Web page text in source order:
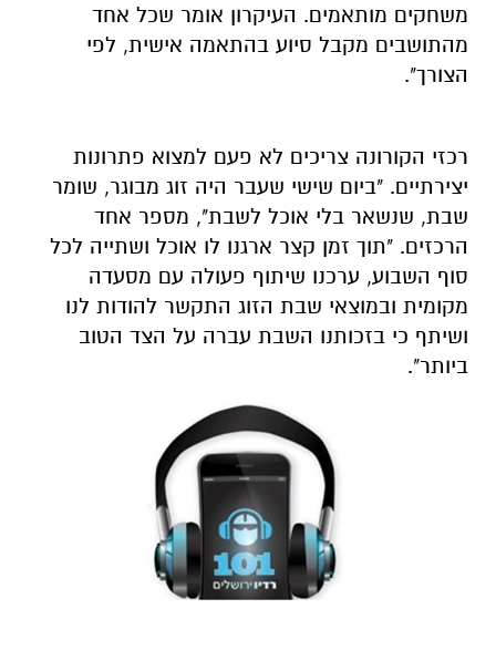
משחקים מותאמים. העיקרון אומר שכל אחד
מהתושבים מקבל סיוע בהתאמה אישית, לפי
הצורך".
רכזי הקורונה צריכים לא פעם למצוא פתרונות
יצירתיים. "ביום שישי שעבר היה זוג מבוגר, שומר
שבת, שנשאר בלי אוכל לשבת", מספר אחד
הרכזים. "תוך זמן קצר ארגנו לו אוכל ושתייה לכל
סוף השבוע, ערכנו שיתוף פעולה עם מסעדה
מקומית ובמוצאי שבת הזוג התקשר להודות לנו
ושיתף כי בזכותנו השבת עברה על הצד הטוב
ביותר".